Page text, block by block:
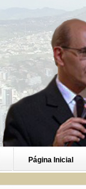
Página Inicial